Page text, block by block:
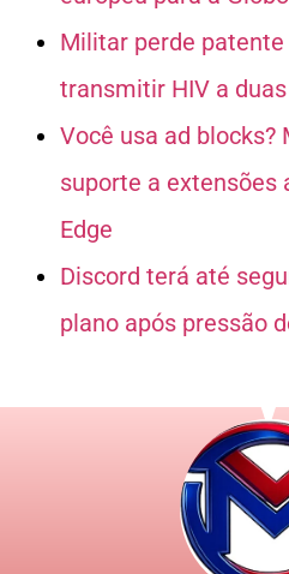
Militar perde
transmitir HIV a
Você usa ad blocks?
suporte a extensões
Edge
Discord terá até
plano após pressão